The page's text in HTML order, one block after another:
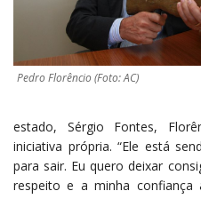
Pedro Florêncio (Foto: AC)
estado, Sérgio Fontes,
iniciativa própria. “Ele está
para sair. Eu quero deixar
respeito e a minha